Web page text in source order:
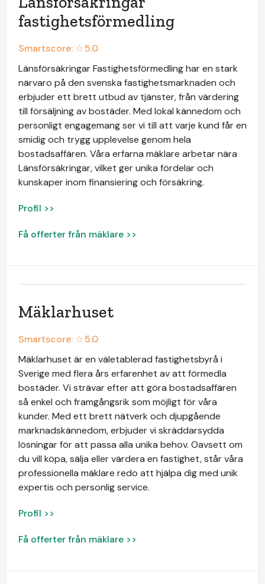
fastighetsförmedling
Smartscore: ☆5.0
Länsförsäkringar Fastighetsförmedling har en stark
närvaro på den svenska fastighetsmarknaden och
erbjuder ett brett utbud av tjänster, från värdering
till försäljning av bostäder. Med lokal kännedom och
personligt engagemang ser vi till att varje kund får en
smidig och trygg upplevelse genom hela
bostadsaffären. Våra erfarna mäklare arbetar nära
Länsförsäkringar, vilket ger unika fördelar och
kunskaper inom finansiering och försäkring.
Profil >>
Få offerter från mäklare >>
Mäklarhuset
Smartscore: ☆5.0
Mäklarhuset är en väletablerad fastighetsbyrå i
Sverige med flera års erfarenhet av att förmedla
bostäder. Vi strävar efter att göra bostadsaffären
så enkel och framgångsrik som möjligt för våra
kunder. Med ett brett nätverk och djupgående
marknadskännedom, erbjuder vi skräddarsydda
lösningar för att passa alla unika behov. Oavsett om
du vill köpa, sälja eller värdera en fastighet, står våra
professionella mäklare redo att hjälpa dig med unik
expertis och personlig service.
Profil >>
Få offerter från mäklare >>